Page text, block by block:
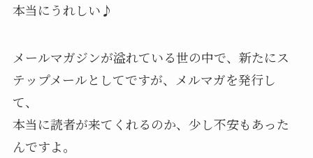
本当にうれしい♪
メールマガジンが溢れている世の中で、新たにス
テップメールとしてですが、メルマガを発行し
て、
本当に読者が来てくれるのか、少し不安もあった
んですよ。